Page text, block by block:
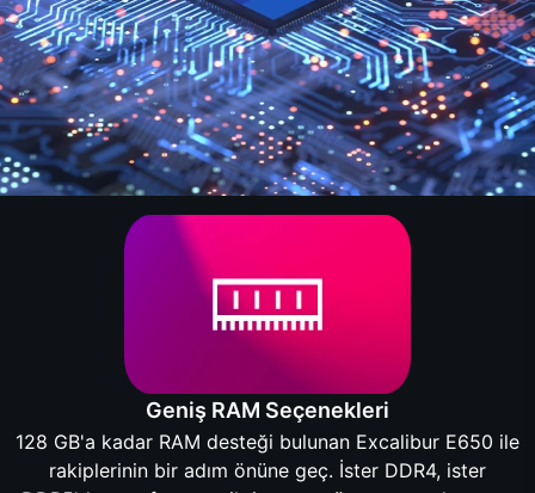
Geniş RAM Seçenekleri
128 GB'a kadar RAM desteği bulunan Excalibur E650 ile
rakiplerinin bir adım önüne geç. İster DDR4, ister